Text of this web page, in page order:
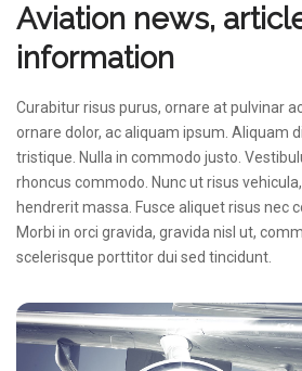
Aviation news,
information
Curabitur risus purus, ornare at pulvinar
ornare dolor, ac aliquam ipsum. Aliquam
tristique. Nulla in commodo justo.
rhoncus commodo. Nunc ut risus
hendrerit massa. Fusce aliquet risus nec
Morbi in orci gravida, gravida nisl ut,
scelerisque porttitor dui sed tincidunt.